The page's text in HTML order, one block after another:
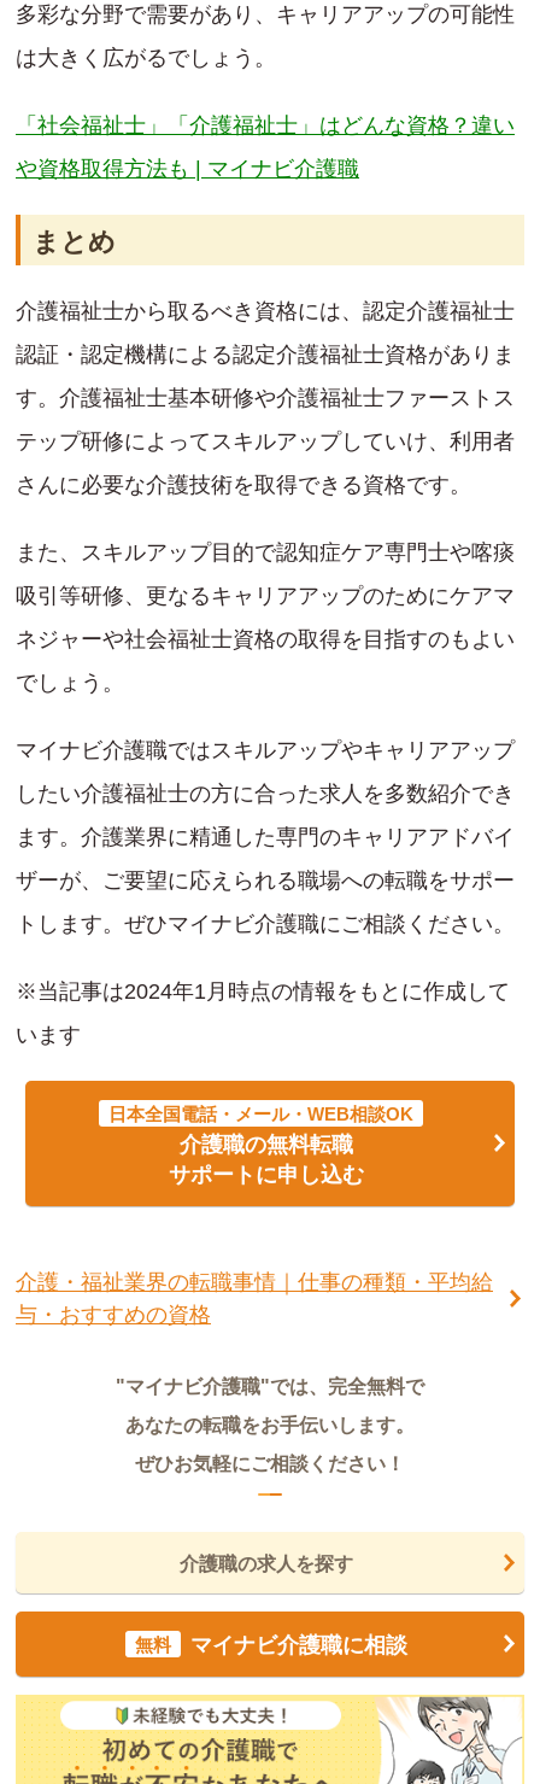
多彩な分野で需要があり、キャリアアップの可能性
は大きく広がるでしょう。
「社会福祉士」「介護福祉士」はどんな資格？違い
や資格取得方法も | マイナビ介護職
まとめ
介護福祉士から取るべき資格には、認定介護福祉士
認証・認定機構による認定介護福祉士資格がありま
す。介護福祉士基本研修や介護福祉士ファーストス
テップ研修によってスキルアップしていけ、利用者
さんに必要な介護技術を取得できる資格です。
また、スキルアップ目的で認知症ケア専門士や喀痰
吸引等研修、更なるキャリアアップのためにケアマ
ネジャーや社会福祉士資格の取得を目指すのもよい
でしょう。
マイナビ介護職ではスキルアップやキャリアアップ
したい介護福祉士の方に合った求人を多数紹介でき
ます。介護業界に精通した専門のキャリアアドバイ
ザーが、ご要望に応えられる職場への転職をサポー
トします。ぜひマイナビ介護職にご相談ください。
※当記事は2024年1月時点の情報をもとに作成して
います
日本全国電話・メール・WEB相談OK
介護職の無料転職
サポートに申し込む
介護・福祉業界の転職事情｜仕事の種類・平均給
与・おすすめの資格
"マイナビ介護職"では、完全無料で
あなたの転職をお手伝いします。
ぜひお気軽にご相談ください！
介護職の求人を探す
無料 マイナビ介護職に相談